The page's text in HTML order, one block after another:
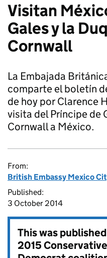
Visitan
Gales y la
Cornwall
La Embajada
comparte el boletín
de hoy por Clarence
visita del Príncipe de
Cornwall a México.
From:
British Embassy Mexico
Published:
3 October 2014
This was
2015